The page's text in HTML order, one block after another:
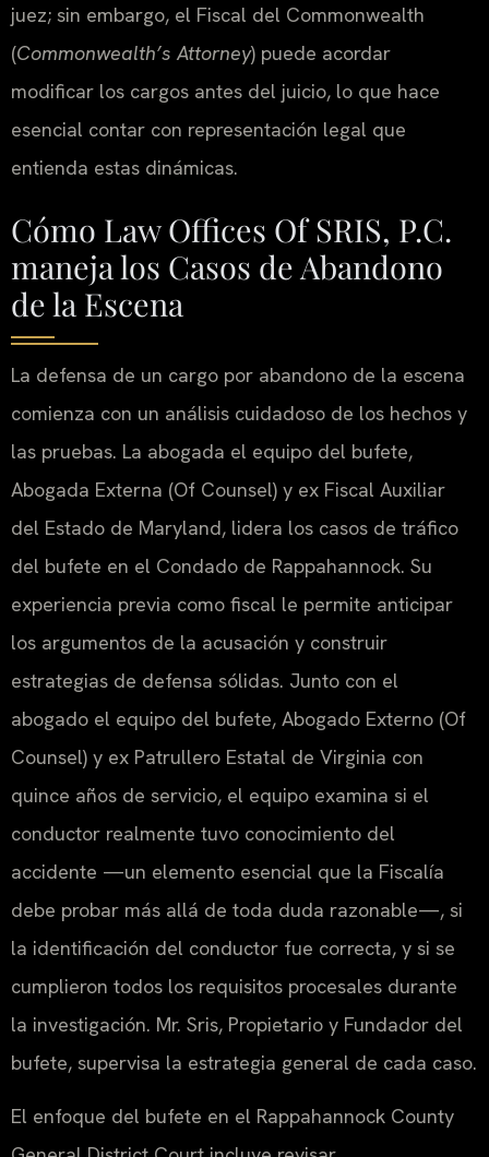
juez; sin embargo, el Fiscal del Commonwealth
(Commonwealth’s Attorney) puede acordar
modificar los cargos antes del juicio, lo que hace
esencial contar con representación legal que
entienda estas dinámicas.
Cómo Law Offices Of SRIS, P.C.
maneja los Casos de Abandono
de la Escena
La defensa de un cargo por abandono de la escena
comienza con un análisis cuidadoso de los hechos y
las pruebas. La abogada el equipo del bufete,
Abogada Externa (Of Counsel) y ex Fiscal Auxiliar
del Estado de Maryland, lidera los casos de tráfico
del bufete en el Condado de Rappahannock. Su
experiencia previa como fiscal le permite anticipar
los argumentos de la acusación y construir
estrategias de defensa sólidas. Junto con el
abogado el equipo del bufete, Abogado Externo (Of
Counsel) y ex Patrullero Estatal de Virginia con
quince años de servicio, el equipo examina si el
conductor realmente tuvo conocimiento del
accidente —un elemento esencial que la Fiscalía
debe probar más allá de toda duda razonable—, si
la identificación del conductor fue correcta, y si se
cumplieron todos los requisitos procesales durante
la investigación. Mr. Sris, Propietario y Fundador del
bufete, supervisa la estrategia general de cada caso.
El enfoque del bufete en el Rappahannock County